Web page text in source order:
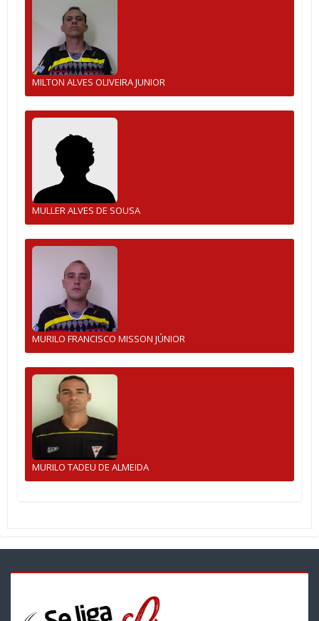
MILTON ALVES OLIVEIRA JUNIOR
MULLER ALVES DE SOUSA
MURILO FRANCISCO MISSON JÚNIOR
MURILO TADEU DE ALMEIDA